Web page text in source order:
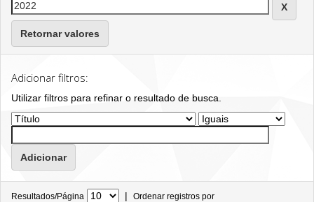
Retornar valores
Adicionar filtros:
Utilizar filtros para refinar o resultado de busca.
Resultados/Página | Ordenar registros por